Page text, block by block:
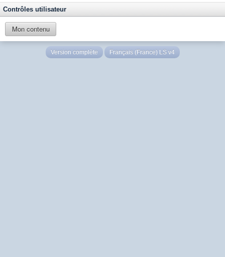
Contrôles utilisateur
Mon contenu
Version complète Français (France) LS v4